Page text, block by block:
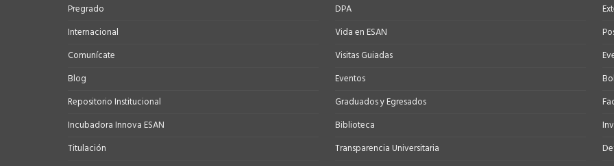
Pregrado
Internacional
Comunícate
Blog
Repositorio Institucional
Incubadora Innova ESAN
Titulación
DPA
Vida en ESAN
Visitas Guiadas
Eventos
Graduados y Egresados
Biblioteca
Transparencia Universitaria